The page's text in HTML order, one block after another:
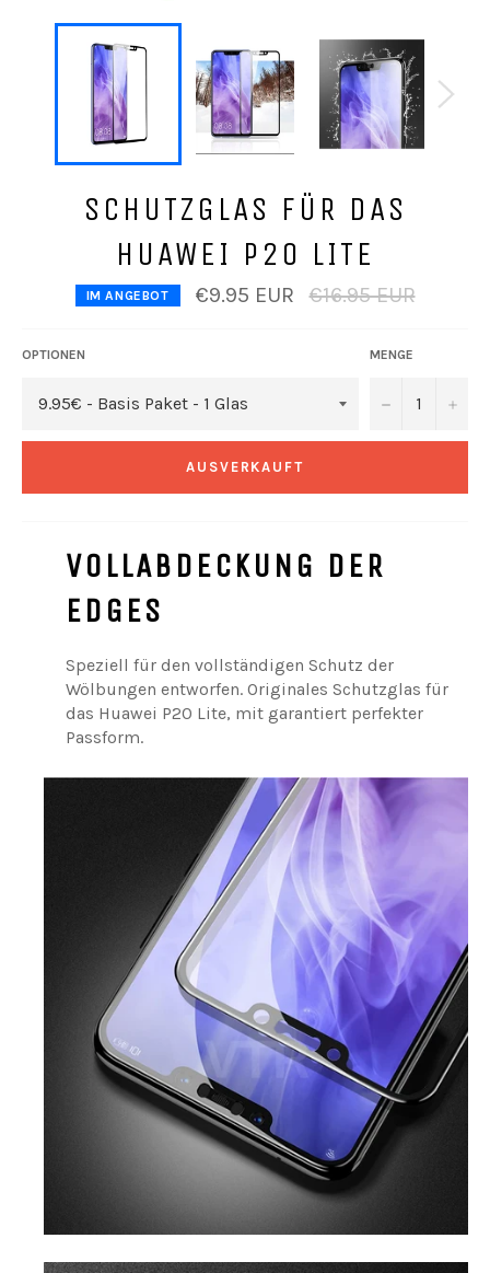
SCHUTZGLAS FÜR DAS
HUAWEI P20 LITE
IM ANGEBOT €9.95 EUR
Normaler
Preis
€16.95 EUR
OPTIONEN MENGE
− +
AUSVERKAUFT
VOLLABDECKUNG DER
EDGES
Speziell für den vollständigen Schutz der
Wölbungen entworfen. Originales Schutzglas für
das Huawei P20 Lite, mit garantiert perfekter
Passform.